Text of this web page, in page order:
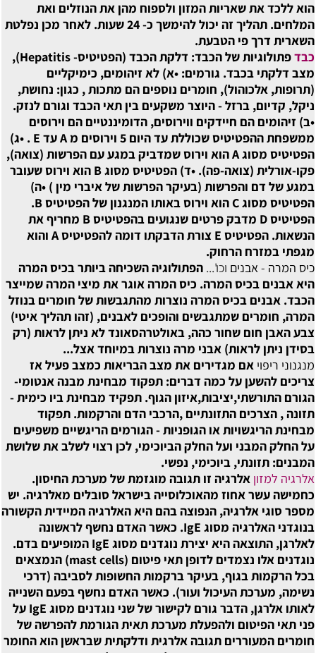
הוא ללכד את שאריות המזון ולספוח מהן את הנוזלים ואת
המלחים. תהליך זה יכול להימשך כ- 24 שעות. לאחר מכן נפלטת
השארית דרך פי הטבעת.
כבד
פתולוגיות של הכבד: דלקת הכבד (הפטיטיס- Hepatitis),
מצב דלקתי בכבד. גורמים: •א) לא זיהומים, כימיקליים
(תרופות, אלכוהול), חומרים נוספים הם מתכות , כגון: נחושת,
ניקל, קדיום, ברזל - היוצר משקעים בין תאי הכבד וגורם לנזק.
•ב) זיהומים הם חיידקים ווירוסים, הדומיננטיים הם וירוסים
ממשפחת ההפטיטיס שכוללת עד היום 5 וירוסים מ A עד E . •ג)
הפטיטיס מסוג A הוא וירוס שמדביק במגע עם הפרשות (צואה),
פקו-אורלית (צואה-פה). •ד) הפטיטיס מסוג B הוא וירוס שעובר
במגע של דם והפרשות (בעיקר הפרשות של איברי מין ) •ה)
הפטיטיס מסוג C הוא וירוס באותו המנגנון של הפטיטיס B.
הפטיטיס D מדבק פרטים שנגועים בהפטיטיס B מחריף את
הנשאות. הפטיטיס E צורת הדבקתו דומה להפטיטיס A והוא
מגפתי במזרח הרחוק.
כיס המרה - אבנים וכו'... הפתולוגיה השכיחה ביותר בכיס המרה
היא אבנים בכיס המרה. כיס המרה אוגר את מיצי המרה שמייצר
הכבד. אבנים בכיס המרה נוצרות מהתגבשות של חומרים בנוזל
המרה, חומרים שמתגבשים והופכים לאבנים, (זהו תהליך איטי)
צבע האבן חום שחור כהה, באולטרהסאונד לא ניתן לראות (רק
בסידן ניתן לראות) אבני מרה נוצרות במיוחד אצל...
מנגנוני ריפוי אם מגדירים את מצב הבריאות כמצב פעיל אז
צריכים להשען על כמה דברים: תפקוד מבחינת מבנה אנטומי-
הגורם התורשתי,יציבות,איזון הגוף. תפקיד מבחינת ביו כימית -
תזונה , הצרכים התזונתיים ,הרכבי הדם והרקמות. תפקוד
מבחינת הריגשויות או הגופניות - הגורמים הריגשיים משפיעים
על החלק המבני ועל החלק הביוכימי, לכן רצוי לשלב את שלושת
המבנים: תזונתי, ביוכימי, נפשי.
אלרגיה למזון אלרגיה זו תגובה מוגזמת של מערכת החיסון.
כחמישה עשר אחוז מהאוכלוסייה בישראל סובלים מאלרגיה. יש
מספר סוגי אלרגיה, הנפוצה בהם היא האלרגיה המיידית הקשורה
בנוגדני האלרגיה מסוג IgE. כאשר האדם נחשף לראשונה
לאלרגן, התוצאה היא יצירת נוגדנים מסוג IgE המופיעים בדם.
נוגדנים אלו נצמדים לדופן תאי פיטום (mast cells) הנמצאים
בכל הרקמות בגוף, בעיקר ברקמות החשופות לסביבה (דרכי
נשימה, מערכת העיכול ועור). כאשר האדם נחשף בפעם השנייה
לאותו אלרגן, הדבר גורם לקישור של שני נוגדנים מסוג IgE על
פני תאי הפיטום ולהפעלת מערכת תאית הגורמת להפרשה של
חומרים המעוררים תגובה אלרגית ודלקתית שבראשן הוא החומר